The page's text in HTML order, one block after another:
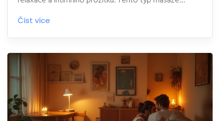
kombinuje tradiční techniky s důrazem na nohy a
chodidla, což může přinášet nejen fyzickou úlevu, ale
také být zdrojem jedinečné mentální stimulace.
Pražské salony nabízejí různé přístupy k těmto
masážím, čímž umožňují zvolit si zážitek přesně podle
osobních preferencí. V článku se dozvíte praktické
tipy, jak si užít foot fetish masáž naplno a co od této
služby očekávat.
Číst více